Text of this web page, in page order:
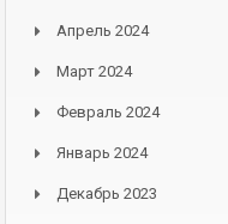
Апрель 2024
Март 2024
Февраль 2024
Январь 2024
Декабрь 2023